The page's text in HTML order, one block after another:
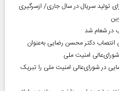
۲۰ فیلم‌نامه برای تولید سریال در سال جاری/ ازسرگیری
در شعام شد
انتصاب دکتر محسن رضایی به‌عنوان
امنیت ملی
شورای‌عالی امنیت ملی را تبریک